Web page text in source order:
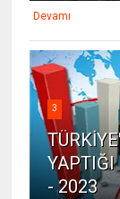
Devamı
3
YAPTIĞI
- 2023